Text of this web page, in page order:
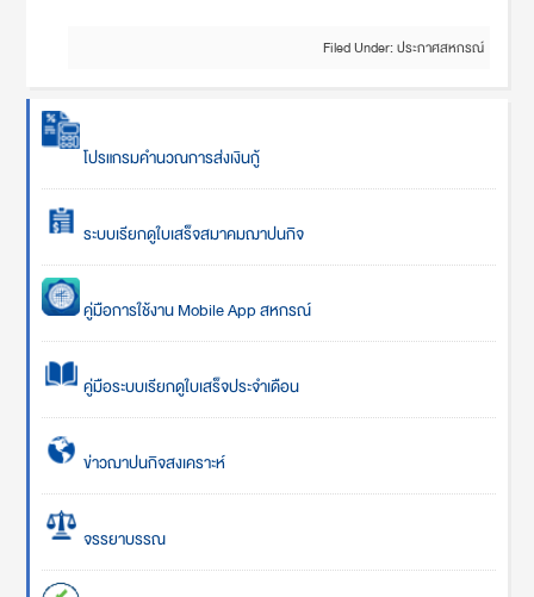
Filed Under:ประกาศสหกรณ์
โปรแกรมคำนวณการส่งเงินกู้
ระบบเรียกดูใบเสร็จสมาคมฌาปนกิจ
คู่มือการใช้งาน Mobile App สหกรณ์
คู่มือระบบเรียกดูใบเสร็จประจำเดือน
ข่าวฌาปนกิจสงเคราะห์
จรรยาบรรณ